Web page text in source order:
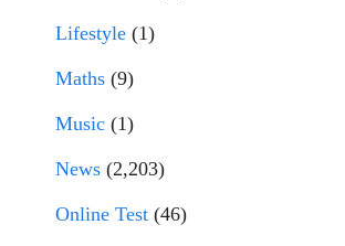
Lifestyle (1)
Maths (9)
Music (1)
News (2,203)
Online Test (46)